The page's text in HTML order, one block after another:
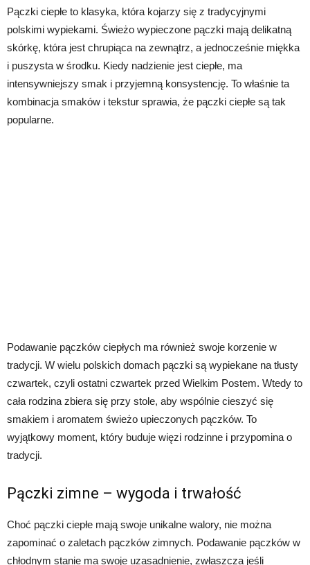
Pączki ciepłe to klasyka, która kojarzy się z tradycyjnymi
polskimi wypiekami. Świeżo wypieczone pączki mają delikatną
skórkę, która jest chrupiąca na zewnątrz, a jednocześnie miękka
i puszysta w środku. Kiedy nadzienie jest ciepłe, ma
intensywniejszy smak i przyjemną konsystencję. To właśnie ta
kombinacja smaków i tekstur sprawia, że pączki ciepłe są tak
popularne.
Podawanie pączków ciepłych ma również swoje korzenie w
tradycji. W wielu polskich domach pączki są wypiekane na tłusty
czwartek, czyli ostatni czwartek przed Wielkim Postem. Wtedy to
cała rodzina zbiera się przy stole, aby wspólnie cieszyć się
smakiem i aromatem świeżo upieczonych pączków. To
wyjątkowy moment, który buduje więzi rodzinne i przypomina o
tradycji.
Pączki zimne – wygoda i trwałość
Choć pączki ciepłe mają swoje unikalne walory, nie można
zapominać o zaletach pączków zimnych. Podawanie pączków w
chłodnym stanie ma swoje uzasadnienie, zwłaszcza jeśli